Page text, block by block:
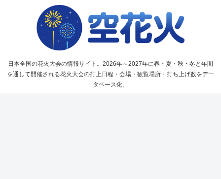
日本全国の花火大会の情報サイト。2026年～2027年に春・夏・秋・冬と年間
を通して開催される花火大会の打上日程・会場・観覧場所・打ち上げ数をデー
タベース化。